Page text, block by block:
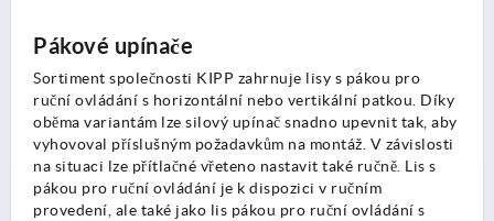
Pákové upínače
Sortiment společnosti KIPP zahrnuje lisy s pákou pro
ruční ovládání s horizontální nebo vertikální patkou. Díky
oběma variantám lze silový upínač snadno upevnit tak, aby
vyhovoval příslušným požadavkům na montáž. V závislosti
na situaci lze přítlačné vřeteno nastavit také ručně. Lis s
pákou pro ruční ovládání je k dispozici v ručním
provedení, ale také jako lis pákou pro ruční ovládání s